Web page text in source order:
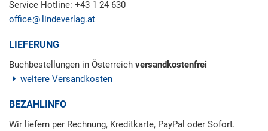
Service Hotline: +43 1 24 630
office
lindeverlag.at
LIEFERUNG
Buchbestellungen in Österreich versandkostenfrei
weitere Versandkosten
BEZAHLINFO
Wir liefern per Rechnung, Kreditkarte, PayPal oder Sofort.